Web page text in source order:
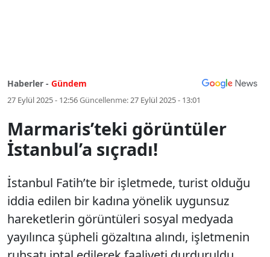
Haberler - Gündem
27 Eylül 2025 - 12:56Güncellenme:27 Eylül 2025 - 13:01
Marmaris’teki görüntüler
İstanbul’a sıçradı!
İstanbul Fatih’te bir işletmede, turist olduğu
iddia edilen bir kadına yönelik uygunsuz
hareketlerin görüntüleri sosyal medyada
yayılınca şüpheli gözaltına alındı, işletmenin